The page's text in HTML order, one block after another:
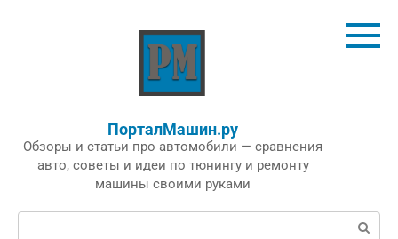
ПорталМашин.ру
Обзоры и статьи про автомобили — сравнения
авто, советы и идеи по тюнингу и ремонту
машины своими руками
Поиск: